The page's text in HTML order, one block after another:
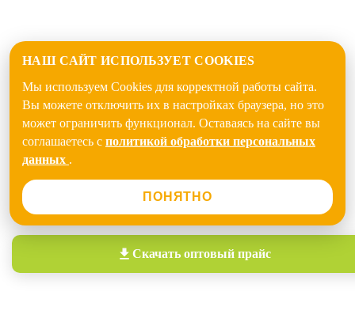
НАШ САЙТ ИСПОЛЬЗУЕТ COOKIES
Мы используем Cookies для корректной работы сайта.
Вы можете отключить их в настройках браузера, но это
может ограничить функционал. Оставаясь на сайте вы
соглашаетесь с политикой обработки персональных
данных .
ПОНЯТНО
Скачать оптовый прайс